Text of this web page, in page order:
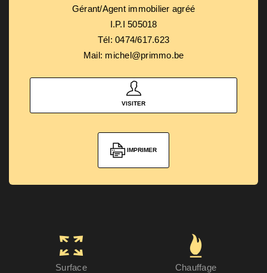
Gérant/Agent immobilier agréé
I.P.I 505018
Tél: 0474/617.623
Mail: michel@primmo.be
VISITER
IMPRIMER
Surface
Chauffage